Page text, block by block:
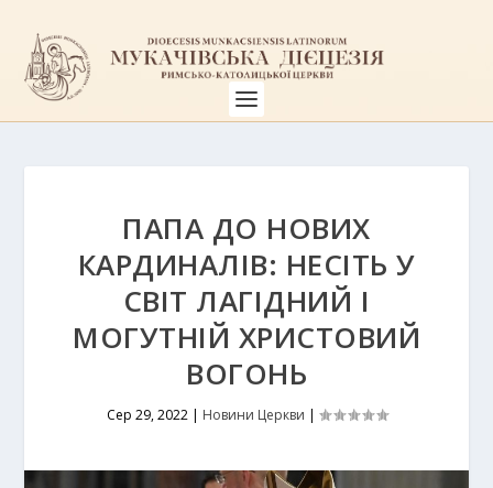
ПАПА ДО НОВИХ
КАРДИНАЛІВ: НЕСІТЬ У
СВІТ ЛАГІДНИЙ І
МОГУТНІЙ ХРИСТОВИЙ
ВОГОНЬ
Сер 29, 2022| Новини Церкви |